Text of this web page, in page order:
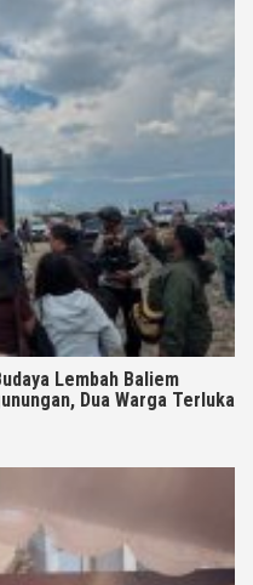
Lembah Baliem
Dua Warga Terluka